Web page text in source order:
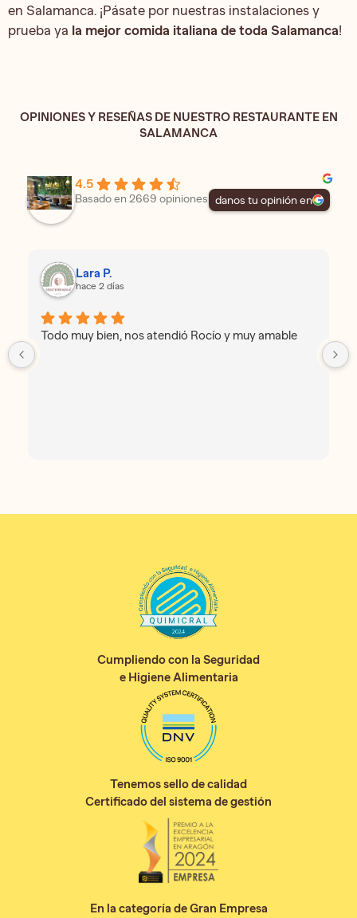
en Salamanca. ¡Pásate por nuestras instalaciones y
prueba ya la mejor comida italiana de toda Salamanca!
OPINIONES Y RESEÑAS DE NUESTRO RESTAURANTE EN
SALAMANCA
4.5
Basado en 2669 opiniones danos tu opinión en
Lara P.
hace 2 días
Todo muy bien, nos atendió Rocío y muy amable
Cumpliendo con la Seguridad
e Higiene Alimentaria
Tenemos sello de calidad
Certificado del sistema de gestión
En la categoría de Gran Empresa